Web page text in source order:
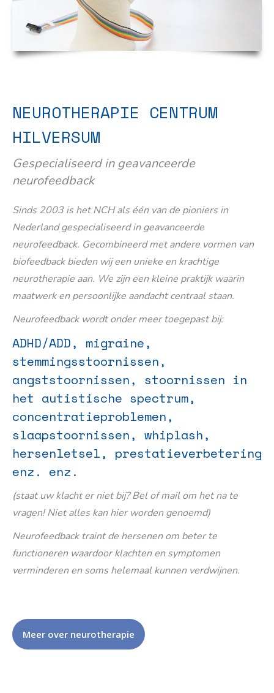
NEUROTHERAPIE CENTRUM
HILVERSUM
Gespecialiseerd in geavanceerde
neurofeedback
Sinds 2003 is het NCH als één van de pioniers in
Nederland gespecialiseerd in geavanceerde
neurofeedback. Gecombineerd met andere vormen van
biofeedback bieden wij een unieke en krachtige
neurotherapie aan. We zijn een kleine praktijk waarin
maatwerk en persoonlijke aandacht centraal staan.
Neurofeedback wordt onder meer toegepast bij:
ADHD/ADD, migraine,
stemmingsstoornissen,
angststoornissen, stoornissen in
het autistische spectrum,
concentratieproblemen,
slaapstoornissen, whiplash,
hersenletsel, prestatieverbetering
enz. enz.
(staat uw klacht er niet bij? Bel of mail om het na te
vragen! Niet alles kan hier worden genoemd)
Neurofeedback traint de hersenen om beter te
functioneren waardoor klachten en symptomen
verminderen en soms helemaal kunnen verdwijnen.
Meer over neurotherapie